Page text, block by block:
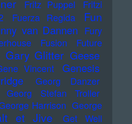
Fritz Puppel
Fritzi
Fuerza Regida
Fun
van Dannen Fury
Fusion
Future
Gary Glitter Geese
Vincent
Genesis
Georg Danzer
Georg Stefan Troller
Harrison George
et Jive
Get Well